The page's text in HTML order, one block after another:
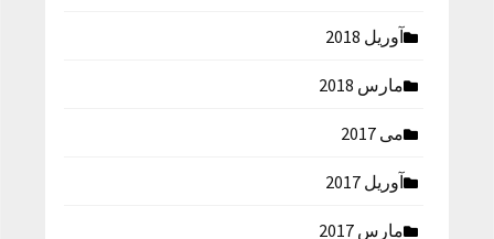
آوریل 2018
مارس 2018
می 2017
آوریل 2017
مارس 2017